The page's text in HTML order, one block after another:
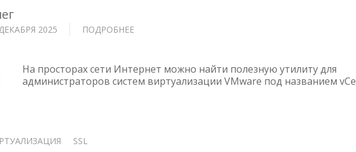
2025 ПОДРОБНЕЕ
ИСТЁК
СЕРТИФИКАТ
На просторах сети Интернет можно найти полезную утилиту для
администраторов систем виртуализации VMware под названием
SSL